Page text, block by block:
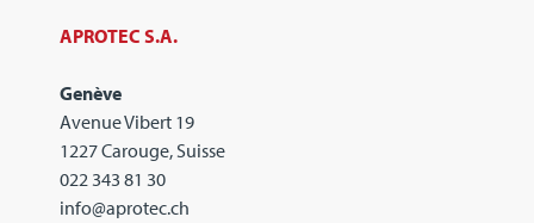
APROTEC S.A.
Genève
Avenue Vibert 19
1227 Carouge, Suisse
022 343 81 30
info@aprotec.ch